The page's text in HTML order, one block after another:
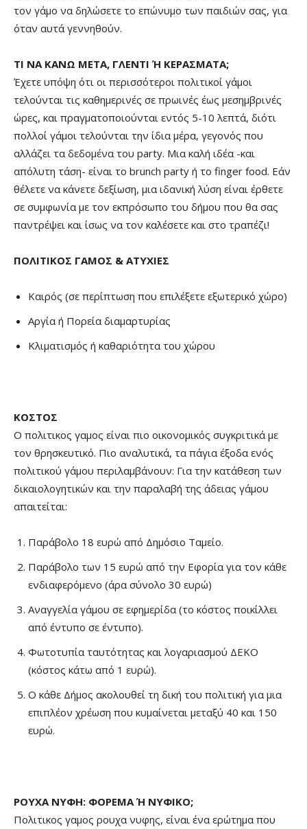
τον γάμο να δηλώσετε το επώνυμο των παιδιών σας, για
όταν αυτά γεννηθούν.
ΤΙ ΝΑ ΚΑΝΩ ΜΕΤΑ, ΓΛΕΝΤΙ Ή ΚΕΡΑΣΜΑΤΑ;
Έχετε υπόψη ότι οι περισσότεροι πολιτικοί γάμοι
τελούνται τις καθημερινές σε πρωινές έως μεσημβρινές
ώρες, και πραγματοποιούνται εντός 5-10 λεπτά, διότι
πολλοί γάμοι τελούνται την ίδια μέρα, γεγονός που
αλλάζει τα δεδομένα του party. Μια καλή ιδέα -και
απόλυτη τάση- είναι το brunch party ή το finger food. Εάν
θέλετε να κάνετε δεξίωση, μια ιδανική λύση είναι έρθετε
σε συμφωνία με τον εκπρόσωπο του δήμου που θα σας
παντρέψει και ίσως να τον καλέσετε και στο τραπέζι!
ΠΟΛΙΤΙΚΟΣ ΓΑΜΟΣ & ΑΤΥΧΙΕΣ
Καιρός (σε περίπτωση που επιλέξετε εξωτερικό χώρο)
Αργία ή Πορεία διαμαρτυρίας
Κλιματισμός ή καθαριότητα του χώρου
ΚΟΣΤΟΣ
Ο πολιτικος γαμος είναι πιο οικονομικός συγκριτικά με
τον θρησκευτικό. Πιο αναλυτικά, τα πάγια έξοδα ενός
πολιτικού γάμου περιλαμβάνουν: Για την κατάθεση των
δικαιολογητικών και την παραλαβή της άδειας γάμου
απαιτείται:
Παράβολο 18 ευρώ από Δημόσιο Ταμείο.
Παράβολο των 15 ευρώ από την Εφορία για τον κάθε
ενδιαφερόμενο (άρα σύνολο 30 ευρώ)
Αναγγελία γάμου σε εφημερίδα (το κόστος ποικίλλει
από έντυπο σε έντυπο).
Φωτοτυπία ταυτότητας και λογαριασμού ΔΕΚΟ
(κόστος κάτω από 1 ευρώ).
Ο κάθε Δήμος ακολουθεί τη δική του πολιτική για μια
επιπλέον χρέωση που κυμαίνεται μεταξύ 40 και 150
ευρώ.
ΡΟΥΧΑ ΝΥΦΗ: ΦΟΡΕΜΑ Ή ΝΥΦΙΚΟ;
Πολιτικος γαμος ρουχα νυφης, είναι ένα ερώτημα που